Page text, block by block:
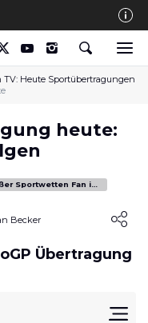
TV: Heute Sportübertragungen
heute:
Becker
Übertragung